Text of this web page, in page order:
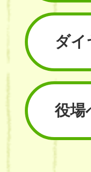
ダイ
役場